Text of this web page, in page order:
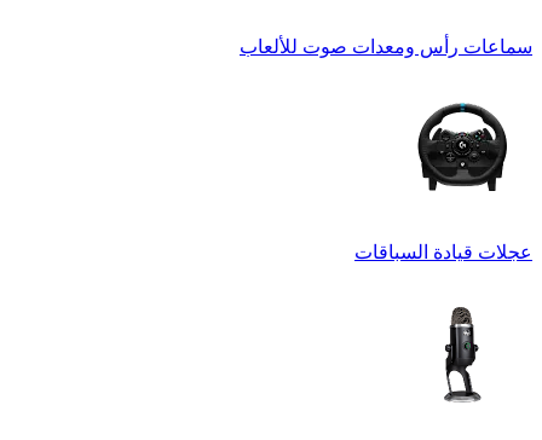
سماعات رأس ومعدات صوت للألعاب
عجلات قيادة السباقات